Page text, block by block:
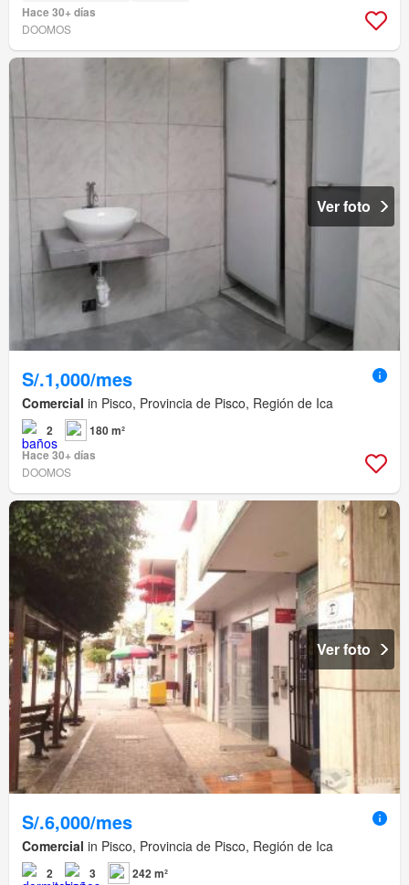
Hace 30+ días
DOOMOS
Ver foto
S/.1,000/mes
Comercial in Pisco, Provincia de Pisco, Región de Ica
2
180 m²
Hace 30+ días
DOOMOS
Ver foto
S/.6,000/mes
Comercial in Pisco, Provincia de Pisco, Región de Ica
2 3 242 m²